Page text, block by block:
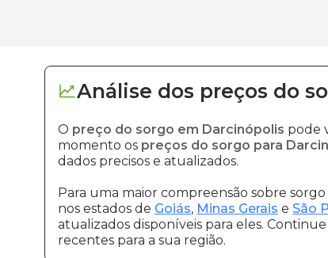
Análise dos preços do
O preço do sorgo em Darcinópolis pode
momento os preços do sorgo para
dados precisos e atualizados.
Para uma maior compreensão sobre
nos estados de Goiás, Minas Gerais e São
atualizados disponíveis para eles.
recentes para a sua região.